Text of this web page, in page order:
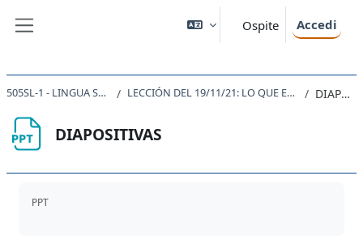
Ospite Accedi
505SL-1 - LINGUA SPAGNOLA 1 2021 LECCIÓN DEL 19/11/21: LO QUE EL CORRECTOR NO CORRIGE DIAPOSITIVAS
DIAPOSITIVAS
PPT